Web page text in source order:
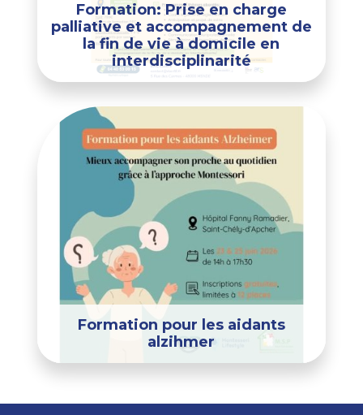
Formation: Prise en charge
palliative et accompagnement de
la fin de vie à domicile en
interdisciplinarité
Formation pour les aidants
alzihmer